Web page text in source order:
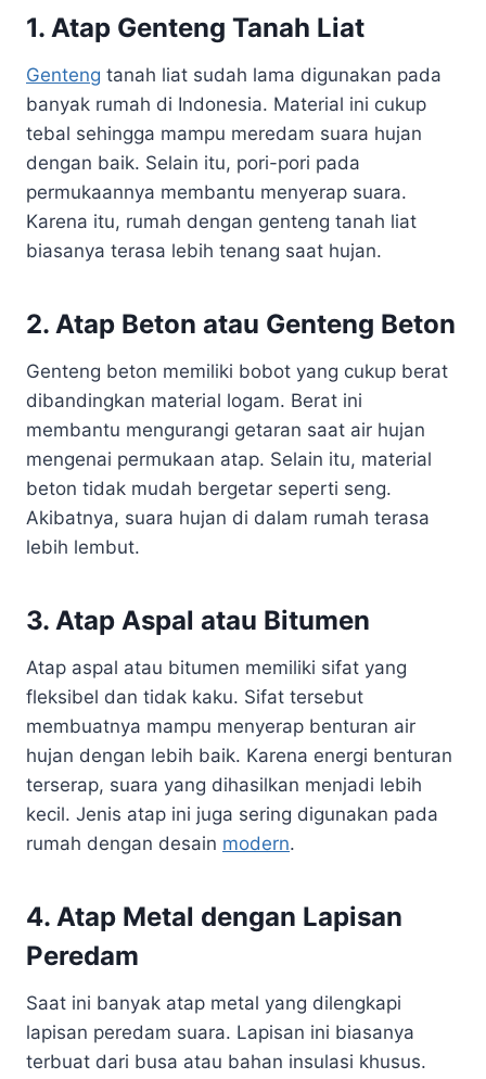
1. Atap Genteng Tanah Liat
Genteng tanah liat sudah lama digunakan pada
banyak rumah di Indonesia. Material ini cukup
tebal sehingga mampu meredam suara hujan
dengan baik. Selain itu, pori-pori pada
permukaannya membantu menyerap suara.
Karena itu, rumah dengan genteng tanah liat
biasanya terasa lebih tenang saat hujan.
2. Atap Beton atau Genteng Beton
Genteng beton memiliki bobot yang cukup berat
dibandingkan material logam. Berat ini
membantu mengurangi getaran saat air hujan
mengenai permukaan atap. Selain itu, material
beton tidak mudah bergetar seperti seng.
Akibatnya, suara hujan di dalam rumah terasa
lebih lembut.
3. Atap Aspal atau Bitumen
Atap aspal atau bitumen memiliki sifat yang
fleksibel dan tidak kaku. Sifat tersebut
membuatnya mampu menyerap benturan air
hujan dengan lebih baik. Karena energi benturan
terserap, suara yang dihasilkan menjadi lebih
kecil. Jenis atap ini juga sering digunakan pada
rumah dengan desain modern.
4. Atap Metal dengan Lapisan
Peredam
Saat ini banyak atap metal yang dilengkapi
lapisan peredam suara. Lapisan ini biasanya
terbuat dari busa atau bahan insulasi khusus.